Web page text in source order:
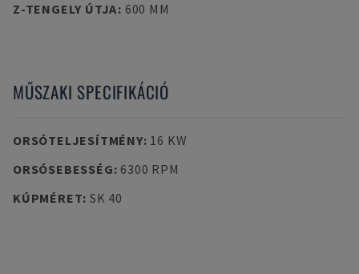
Z-TENGELY ÚTJA: 600 MM
MŰSZAKI SPECIFIKÁCIÓ
ORSÓTELJESÍTMÉNY: 16 KW
ORSÓSEBESSÉG: 6300 RPM
KÚPMÉRET: SK 40